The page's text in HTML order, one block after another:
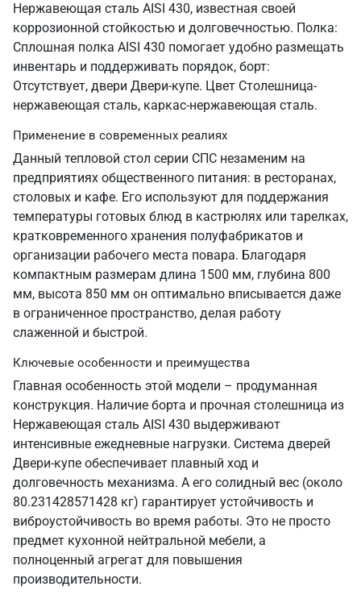
Нержавеющая сталь AISI 430, известная своей
коррозионной стойкостью и долговечностью. Полка:
Сплошная полка AISI 430 помогает удобно размещать
инвентарь и поддерживать порядок, борт:
Отсутствует, двери Двери-купе. Цвет Столешница-
нержавеющая сталь, каркас-нержавеющая сталь.
Применение в современных реалиях
Данный тепловой стол серии СПС незаменим на
предприятиях общественного питания: в ресторанах,
столовых и кафе. Его используют для поддержания
температуры готовых блюд в кастрюлях или тарелках,
кратковременного хранения полуфабрикатов и
организации рабочего места повара. Благодаря
компактным размерам длина 1500 мм, глубина 800
мм, высота 850 мм он оптимально вписывается даже
в ограниченное пространство, делая работу
слаженной и быстрой.
Ключевые особенности и преимущества
Главная особенность этой модели – продуманная
конструкция. Наличие борта и прочная столешница из
Нержавеющая сталь AISI 430 выдерживают
интенсивные ежедневные нагрузки. Система дверей
Двери-купе обеспечивает плавный ход и
долговечность механизма. А его солидный вес (около
80.231428571428 кг) гарантирует устойчивость и
виброустойчивость во время работы. Это не просто
предмет кухонной нейтральной мебели, а
полноценный агрегат для повышения
производительности.